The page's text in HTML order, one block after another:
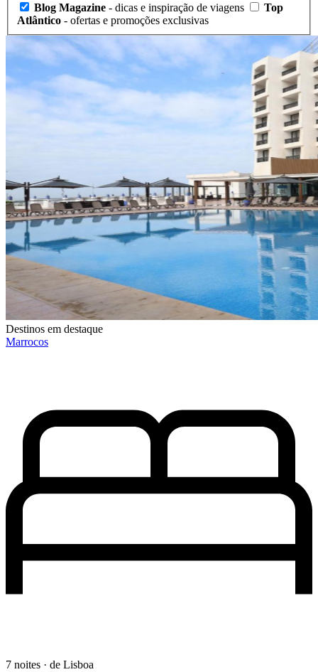
Blog Magazine - dicas e inspiração de viagens
Top
Atlântico - ofertas e promoções exclusivas
Destinos em destaque
Marrocos
7 noites · de Lisboa